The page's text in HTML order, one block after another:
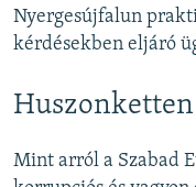
Nyergesújfalun
kérdésekben eljáró
Mint arról a Szabad